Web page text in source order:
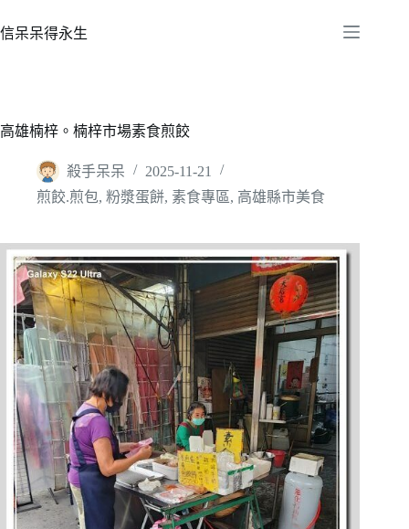
至
容
信呆呆得永生
高雄楠梓。楠梓市場素食煎餃
殺手呆呆
2025-11-21
煎餃.煎包, 粉漿蛋餅, 素食專區, 高雄縣市美食